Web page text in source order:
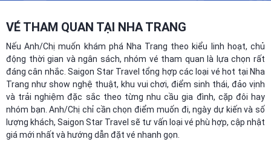
VÉ THAM QUAN TẠI NHA TRANG
Nếu Anh/Chị muốn khám phá Nha Trang theo kiểu linh hoạt, chủ
động thời gian và ngân sách, nhóm vé tham quan là lựa chọn rất
đáng cân nhắc. Saigon Star Travel tổng hợp các loại vé hot tại Nha
Trang như show nghệ thuật, khu vui chơi, điểm sinh thái, đảo vịnh
và trải nghiệm đặc sắc theo từng nhu cầu gia đình, cặp đôi hay
nhóm bạn. Anh/Chị chỉ cần chọn điểm muốn đi, ngày dự kiến và số
lượng khách, Saigon Star Travel sẽ tư vấn loại vé phù hợp, cập nhật
giá mới nhất và hướng dẫn đặt vé nhanh gọn.